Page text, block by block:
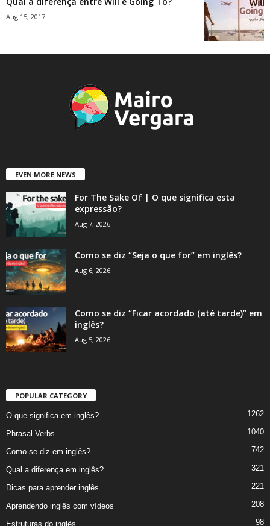
Aug 15, 2017
EVEN MORE NEWS
For The Sake Of | O que significa esta
expressão?
Aug 7, 2026
Como se diz “Seja o que for” em inglês?
Aug 6, 2026
Como se diz “Ficar acordado (até tarde)” em
inglês?
Aug 5, 2026
POPULAR CATEGORY
O que significa em inglês? 1262
Phrasal Verbs 1040
Como se diz em inglês? 742
Qual a diferença em inglês? 321
Dicas para aprender inglês 221
Aprendendo inglês com vídeos 208
Estruturas do inglês 98